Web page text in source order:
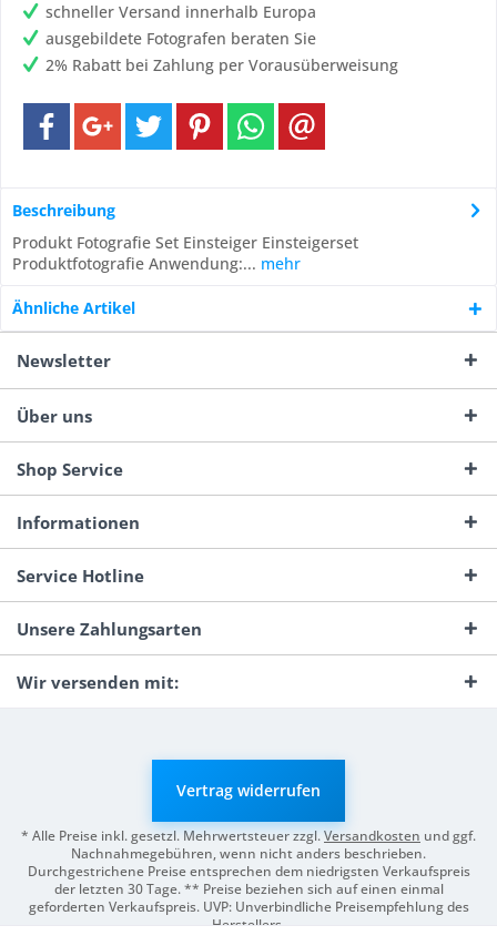
schneller Versand innerhalb Europa
ausgebildete Fotografen beraten Sie
2% Rabatt bei Zahlung per Vorausüberweisung
Beschreibung
Produkt Fotografie Set Einsteiger Einsteigerset
Produktfotografie Anwendung:... mehr
Ähnliche Artikel
Newsletter
Über uns
Shop Service
Informationen
Service Hotline
Unsere Zahlungsarten
Wir versenden mit:
Vertrag widerrufen
* Alle Preise inkl. gesetzl. Mehrwertsteuer zzgl.Versandkosten und ggf.
Nachnahmegebühren, wenn nicht anders beschrieben.
Durchgestrichene Preise entsprechen dem niedrigsten Verkaufspreis
der letzten 30 Tage. ** Preise beziehen sich auf einen einmal
geforderten Verkaufspreis. UVP: Unverbindliche Preisempfehlung des
Herstellers.